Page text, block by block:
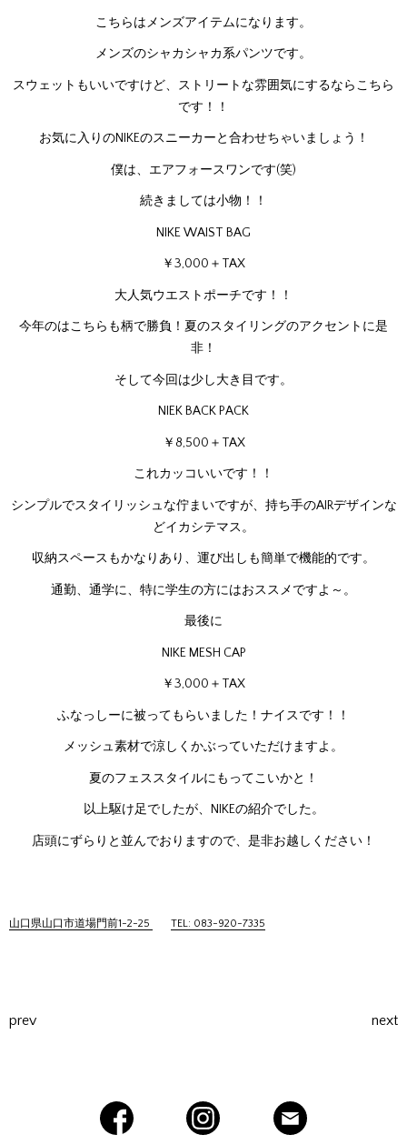
こちらはメンズアイテムになります。
メンズのシャカシャカ系パンツです。
スウェットもいいですけど、ストリートな雰囲気にするならこちら
です！！
お気に入りのNIKEのスニーカーと合わせちゃいましょう！
僕は、エアフォースワンです(笑)
続きましては小物！！
NIKE WAIST BAG
￥3,000＋TAX
大人気ウエストポーチです！！
今年のはこちらも柄で勝負！夏のスタイリングのアクセントに是
非！
そして今回は少し大き目です。
NIEK BACK PACK
￥8,500＋TAX
これカッコいいです！！
シンプルでスタイリッシュな佇まいですが、持ち手のAIRデザインな
どイカシテマス。
収納スペースもかなりあり、運び出しも簡単で機能的です。
通勤、通学に、特に学生の方にはおススメですよ～。
最後に
NIKE MESH CAP
￥3,000＋TAX
ふなっしーに被ってもらいました！ナイスです！！
メッシュ素材で涼しくかぶっていただけますよ。
夏のフェススタイルにもってこいかと！
以上駆け足でしたが、NIKEの紹介でした。
店頭にずらりと並んでおりますので、是非お越しください！
山口県山口市道場門前1-2-25 TEL: 083-920-7335
prev next